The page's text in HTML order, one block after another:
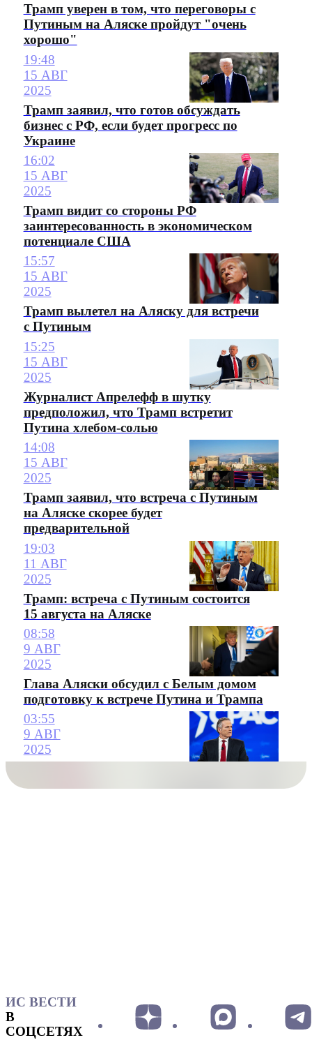
Трамп уверен в том, что переговоры с
Путиным на Аляске пройдут "очень
хорошо"
19:48
15 АВГ
2025
Трамп заявил, что готов обсуждать
бизнес с РФ, если будет прогресс по
Украине
16:02
15 АВГ
2025
Трамп видит со стороны РФ
заинтересованность в экономическом
потенциале США
15:57
15 АВГ
2025
Трамп вылетел на Аляску для встречи
с Путиным
15:25
15 АВГ
2025
Журналист Апрелефф в шутку
предположил, что Трамп встретит
Путина хлебом-солью
14:08
15 АВГ
2025
Трамп заявил, что встреча с Путиным
на Аляске скорее будет
предварительной
19:03
11 АВГ
2025
Трамп: встреча с Путиным состоится
15 августа на Аляске
08:58
9 АВГ
2025
Глава Аляски обсудил с Белым домом
подготовку к встрече Путина и Трампа
03:55
9 АВГ
2025
ИС ВЕСТИ
В
СОЦСЕТЯХ